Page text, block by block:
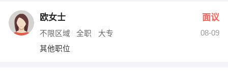
欧女士 面议
不限区域 全职 大专
08-09
其他职位